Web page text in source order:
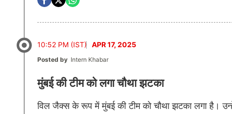
10:52 PM (IST) APR 17, 2025
Posted by Intern Khabar
मुंबई की टीम को लगा चौथा झटका
विल जैक्स के रूप में मुंबई की टीम को चौथा झटका लगा है।